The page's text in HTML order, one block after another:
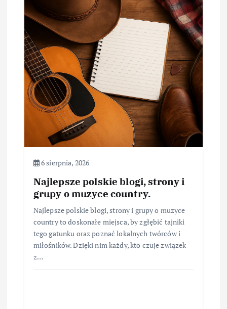
6 sierpnia, 2026
Najlepsze polskie blogi, strony i
grupy o muzyce country.
Najlepsze polskie blogi, strony i grupy o muzyce
country to doskonałe miejsca, by zgłębić tajniki
tego gatunku oraz poznać lokalnych twórców i
miłośników. Dzięki nim każdy, kto czuje związek
z…